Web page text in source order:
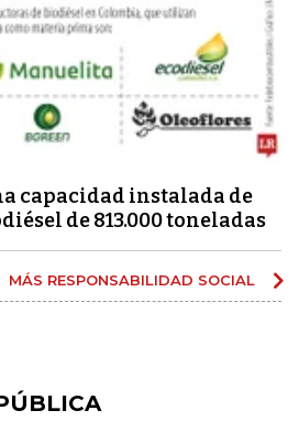
capacidad instalada de
de 813.000 toneladas
MÁS RESPONSABILIDAD SOCIAL